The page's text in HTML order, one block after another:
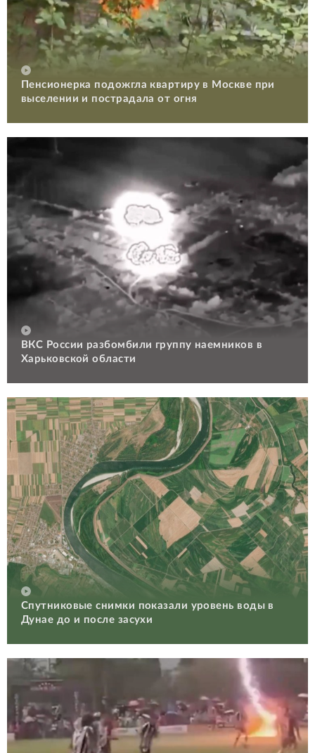
Пенсионерка подожгла квартиру в Москве при
выселении и пострадала от огня
ВКС России разбомбили группу наемников в
Харьковской области
Спутниковые снимки показали уровень воды в
Дунае до и после засухи